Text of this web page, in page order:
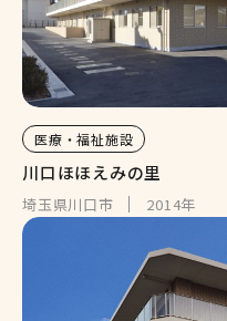
医療・福祉施設
川口ほほえみの里
埼玉県川口市 2014年